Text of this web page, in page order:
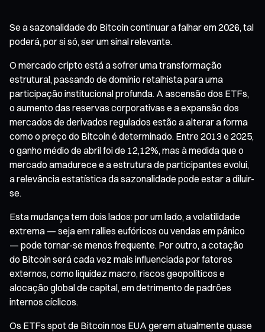
Se a sazonalidade do Bitcoin continuar a falhar em 2026, tal
poderá, por si só, ser um sinal relevante.
O mercado cripto está a sofrer uma transformação
estrutural, passando de domínio retalhista para uma
participação institucional profunda. A ascensão dos ETFs,
o aumento das reservas corporativas e a expansão dos
mercados de derivados regulados estão a alterar a forma
como o preço do Bitcoin é determinado. Entre 2013 e 2025,
o ganho médio de abril foi de 12,12%, mas à medida que o
mercado amadurece e a estrutura de participantes evolui,
a relevância estatística da sazonalidade pode estar a diluir-
se.
Esta mudança tem dois lados: por um lado, a volatilidade
extrema — seja em rallies eufóricos ou vendas em pânico
— pode tornar-se menos frequente. Por outro, a cotação
do Bitcoin será cada vez mais influenciada por fatores
externos, como liquidez macro, riscos geopolíticos e
alocação global de capital, em detrimento de padrões
internos cíclicos.
Os ETFs spot de Bitcoin nos EUA gerem atualmente quase